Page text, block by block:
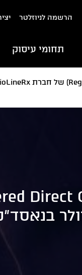
הרשמה לניוזלטר
תחומי עיסוק